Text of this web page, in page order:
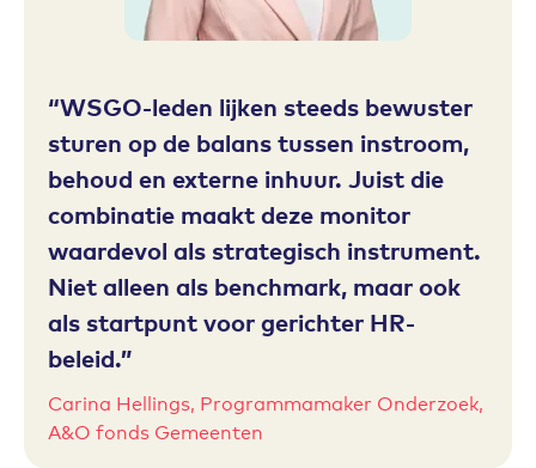
WSGO-leden lijken steeds bewuster
sturen op de balans tussen instroom,
behoud en externe inhuur. Juist die
combinatie maakt deze monitor
waardevol als strategisch instrument.
Niet alleen als benchmark, maar ook
als startpunt voor gerichter HR-
beleid.
Carina Hellings, Programmamaker Onderzoek,
A&O fonds Gemeenten